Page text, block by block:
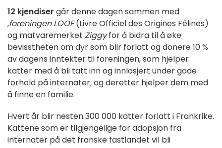
12 kjendiser går denne dagen sammen med
,foreningen LOOF(Livre Officiel des Origines Félines)
og matvaremerket Ziggyfor å bidra til å øke
bevisstheten om dyr som blir forlatt og donere 10 %
av dagens inntekter til foreningen, som hjelper
katter med å bli tatt inn og innlosjert under gode
forhold på internater, og deretter hjelper dem med
å finne en familie.
Hvert år blir nesten 300 000 katter forlatt i Frankrike.
Kattene som er tilgjengelige for adopsjon fra
internater på det franske fastlandet vil bli